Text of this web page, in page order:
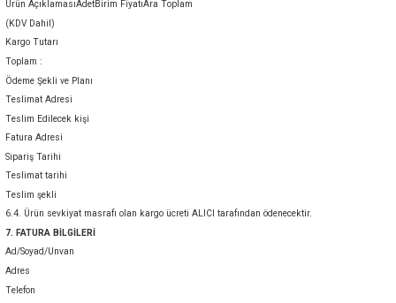
Ürün AçıklamasıAdetBirim FiyatıAra Toplam
(KDV Dahil)
Kargo Tutarı
Toplam :
Ödeme Şekli ve Planı
Teslimat Adresi
Teslim Edilecek kişi
Fatura Adresi
Sipariş Tarihi
Teslimat tarihi
Teslim şekli
6.4. Ürün sevkiyat masrafı olan kargo ücreti ALICI tarafından ödenecektir.
7. FATURA BİLGİLERİ
Ad/Soyad/Unvan
Adres
Telefon